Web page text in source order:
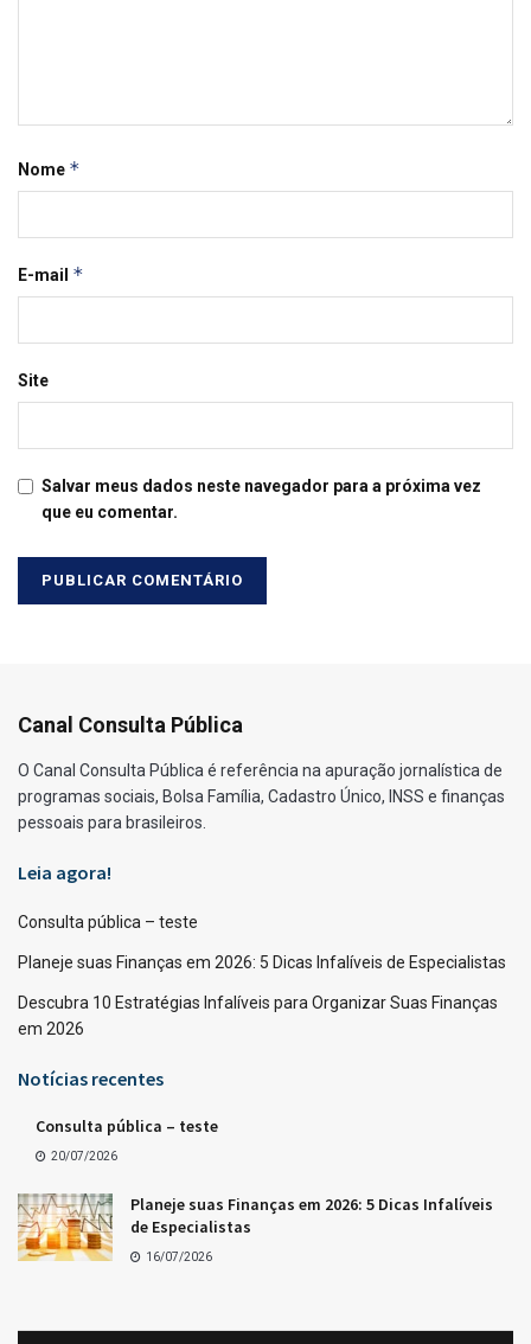
Nome *
E-mail *
Site
Salvar meus dados neste navegador para a próxima vez
que eu comentar.
Canal Consulta Pública
O Canal Consulta Pública é referência na apuração jornalística de
programas sociais, Bolsa Família, Cadastro Único, INSS e finanças
pessoais para brasileiros.
Leia agora!
Consulta pública – teste
Planeje suas Finanças em 2026: 5 Dicas Infalíveis de Especialistas
Descubra 10 Estratégias Infalíveis para Organizar Suas Finanças
em 2026
Notícias recentes
Consulta pública – teste
20/07/2026
Planeje suas Finanças em 2026: 5 Dicas Infalíveis
de Especialistas
16/07/2026